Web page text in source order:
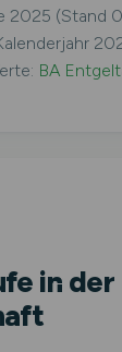
2025 (Stand
BA
in der